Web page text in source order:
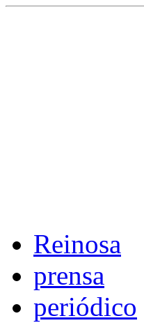
Reinosa
prensa
periódico